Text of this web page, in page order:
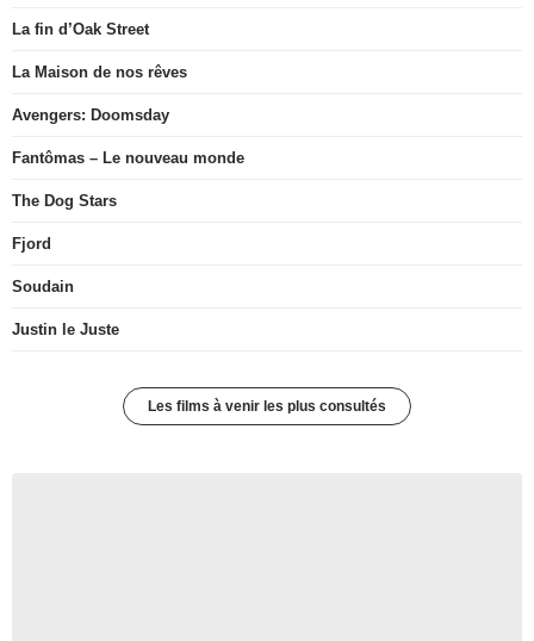
La fin d’Oak Street
La Maison de nos rêves
Avengers: Doomsday
Fantômas – Le nouveau monde
The Dog Stars
Fjord
Soudain
Justin le Juste
Les films à venir les plus consultés